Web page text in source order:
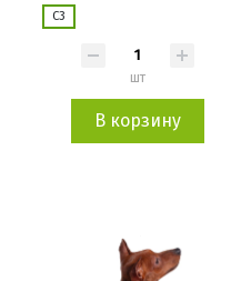
C3
шт
В корзину